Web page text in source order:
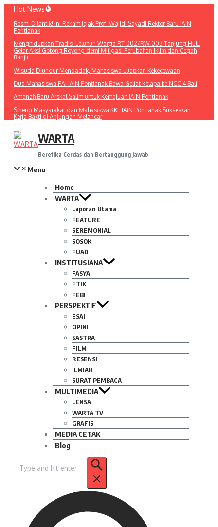
Lewati
konten
Hot News
Resmi Dilantik! Ini Rekam Jejak Prof. Wajidi Sayadi Rektor Baru IAIN
Pontianak
Menghidupkan Tradisi Leluhur: Warga RT 002/RW 003 Tanjung Hulu
Gelar Aksi Gotong Royong demi Mitigasi Perubahan Iklim dan Cegah
Banjir
Wisuda Diundur Mendadak, Mahasiswa Luapkan Kekecewaan
Dua Mahasiswa PAI IAIN Pontianak Bawa Geliat Kelapa ke NCC 4 Bali
Amanah Baru Arskal Salim untuk Kemajuan IAIN Pontianak
Sinergi Masyarakat dan Mahasiswa KKL IAIN Pontianak Sukseskan
Kerja Bakti di Anjungan Melancar
WARTA
Beretika Cerdas dan Bertanggung Jawab
Menu
Home
WARTA
Laporan Utama
FEATURE
SEREMONIAL
SOSOK
FUAD
INSTITUSIANA
FASYA
FTIK
FEBI
PERSPEKTIF
ESAI
OPINI
SASTRA
FILM
RESENSI
ILMIAH
SURAT PEMBACA
MULTIMEDIA
LENSA
WARTA TV
GRAFIS
MEDIA CETAK
Blog
untuk: